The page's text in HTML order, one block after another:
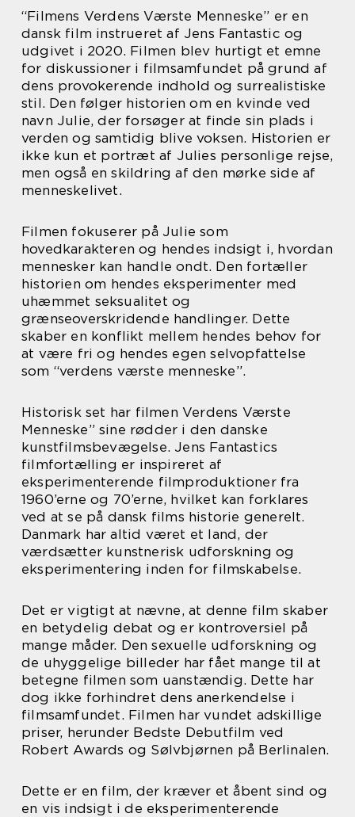
“Filmens Verdens Værste Menneske” er en
dansk film instrueret af Jens Fantastic og
udgivet i 2020. Filmen blev hurtigt et emne
for diskussioner i filmsamfundet på grund af
dens provokerende indhold og surrealistiske
stil. Den følger historien om en kvinde ved
navn Julie, der forsøger at finde sin plads i
verden og samtidig blive voksen. Historien er
ikke kun et portræt af Julies personlige rejse,
men også en skildring af den mørke side af
menneskelivet.
Filmen fokuserer på Julie som
hovedkarakteren og hendes indsigt i, hvordan
mennesker kan handle ondt. Den fortæller
historien om hendes eksperimenter med
uhæmmet seksualitet og
grænseoverskridende handlinger. Dette
skaber en konflikt mellem hendes behov for
at være fri og hendes egen selvopfattelse
som “verdens værste menneske”.
Historisk set har filmen Verdens Værste
Menneske” sine rødder i den danske
kunstfilmsbevægelse. Jens Fantastics
filmfortælling er inspireret af
eksperimenterende filmproduktioner fra
1960’erne og 70’erne, hvilket kan forklares
ved at se på dansk films historie generelt.
Danmark har altid været et land, der
værdsætter kunstnerisk udforskning og
eksperimentering inden for filmskabelse.
Det er vigtigt at nævne, at denne film skaber
en betydelig debat og er kontroversiel på
mange måder. Den sexuelle udforskning og
de uhyggelige billeder har fået mange til at
betegne filmen som uanstændig. Dette har
dog ikke forhindret dens anerkendelse i
filmsamfundet. Filmen har vundet adskillige
priser, herunder Bedste Debutfilm ved
Robert Awards og Sølvbjørnen på Berlinalen.
Dette er en film, der kræver et åbent sind og
en vis indsigt i de eksperimenterende